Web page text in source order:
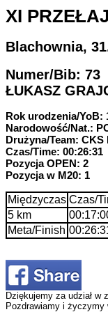
XI
Blachownia,
Numer/Bib: 73
ŁUKASZ
Rok urodzenia/YoB:
Narodowość/Nat.:
Drużyna/Team: CKS
Czas/Time: 00:26:31
Pozycja OPEN: 2
Pozycja w M20: 1
Międzyczas Czas/
5 km
Meta/Finish
Dziękujemy za udział w
Pozdrawiamy i życzymy